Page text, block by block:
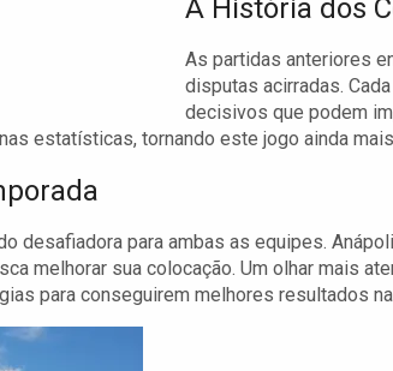
A História dos
As partidas anteriores
disputas acirradas.
decisivos que podem
estatísticas, tornando este jogo ainda
desafiadora para ambas as equipes.
melhorar sua colocação. Um olhar mais
para conseguirem melhores resultados